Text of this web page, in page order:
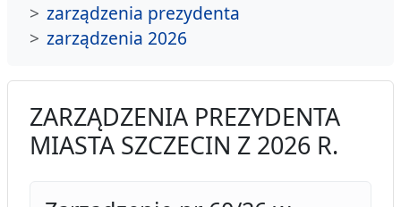
zarządzenia prezydenta
zarządzenia 2026
ZARZĄDZENIA PREZYDENTA
MIASTA SZCZECIN Z 2026 R.